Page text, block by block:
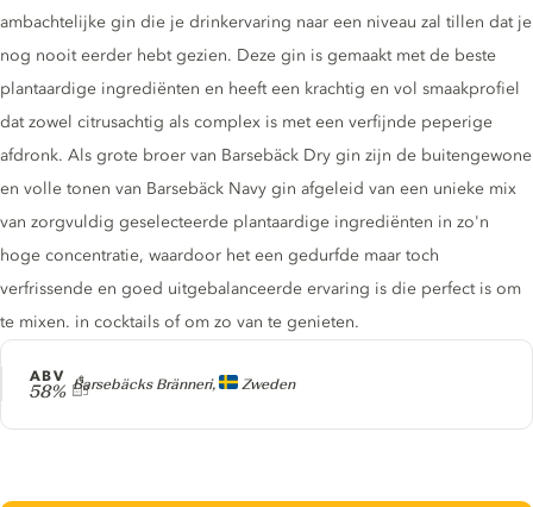
Producer
Barsebäcks Bränneri, Zweden
ABV
58%
ambachtelijke gin die je drinkervaring naar een niveau zal tillen dat je
nog nooit eerder hebt gezien. Deze gin is gemaakt met de beste
plantaardige ingrediënten en heeft een krachtig en vol smaakprofiel
dat zowel citrusachtig als complex is met een verfijnde peperige
afdronk. Als grote broer van Barsebäck Dry gin zijn de buitengewone
en volle tonen van Barsebäck Navy gin afgeleid van een unieke mix
van zorgvuldig geselecteerde plantaardige ingrediënten in zo'n
hoge concentratie, waardoor het een gedurfde maar toch
verfrissende en goed uitgebalanceerde ervaring is die perfect is om
te mixen. in cocktails of om zo van te genieten.